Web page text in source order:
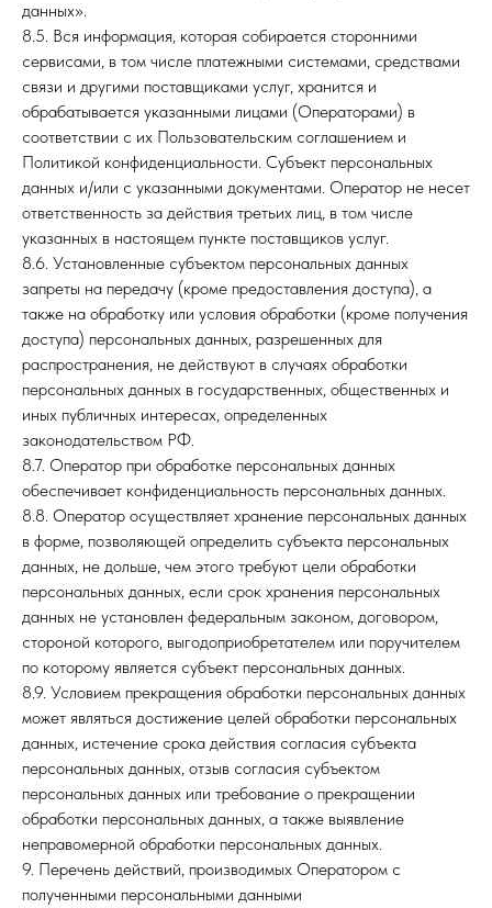
данных».
8.5. Вся информация, которая собирается сторонними
сервисами, в том числе платежными системами, средствами
связи и другими поставщиками услуг, хранится и
обрабатывается указанными лицами (Операторами) в
соответствии с их Пользовательским соглашением и
Политикой конфиденциальности. Субъект персональных
данных и/или с указанными документами. Оператор не несет
ответственность за действия третьих лиц, в том числе
указанных в настоящем пункте поставщиков услуг.
8.6. Установленные субъектом персональных данных
запреты на передачу (кроме предоставления доступа), а
также на обработку или условия обработки (кроме получения
доступа) персональных данных, разрешенных для
распространения, не действуют в случаях обработки
персональных данных в государственных, общественных и
иных публичных интересах, определенных
законодательством РФ.
8.7. Оператор при обработке персональных данных
обеспечивает конфиденциальность персональных данных.
8.8. Оператор осуществляет хранение персональных данных
в форме, позволяющей определить субъекта персональных
данных, не дольше, чем этого требуют цели обработки
персональных данных, если срок хранения персональных
данных не установлен федеральным законом, договором,
стороной которого, выгодоприобретателем или поручителем
по которому является субъект персональных данных.
8.9. Условием прекращения обработки персональных данных
может являться достижение целей обработки персональных
данных, истечение срока действия согласия субъекта
персональных данных, отзыв согласия субъектом
персональных данных или требование о прекращении
обработки персональных данных, а также выявление
неправомерной обработки персональных данных.
9. Перечень действий, производимых Оператором с
полученными персональными данными